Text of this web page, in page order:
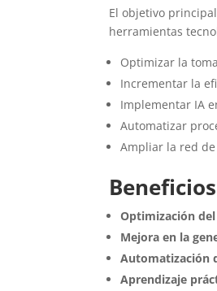
El objetivo
herramientas
Optimizar la
Incrementar la
Implementar IA
Automatizar
Ampliar la red
Optimización
Mejora en la
Automatización
Aprendizaje